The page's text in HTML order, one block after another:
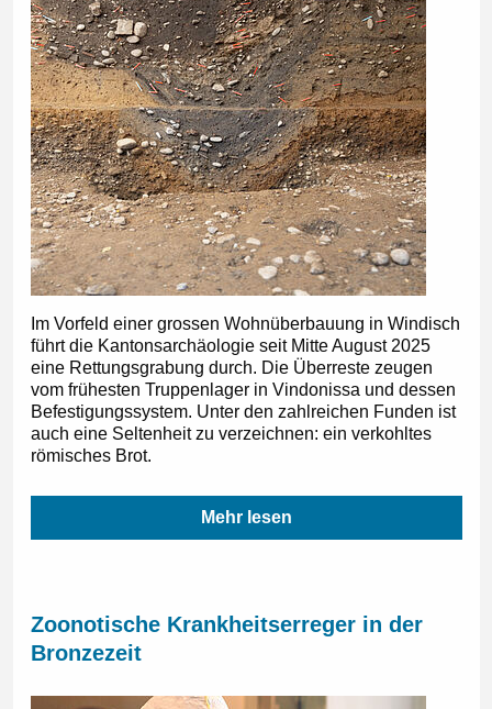
Im Vorfeld einer grossen Wohnüberbauung in Windisch
führt die Kantonsarchäologie seit Mitte August 2025
eine Rettungsgrabung durch. Die Überreste zeugen
vom frühesten Truppenlager in Vindonissa und dessen
Befestigungssystem. Unter den zahlreichen Funden ist
auch eine Seltenheit zu verzeichnen: ein verkohltes
römisches Brot.
Mehr lesen
Zoonotische Krankheitserreger in der
Bronzezeit